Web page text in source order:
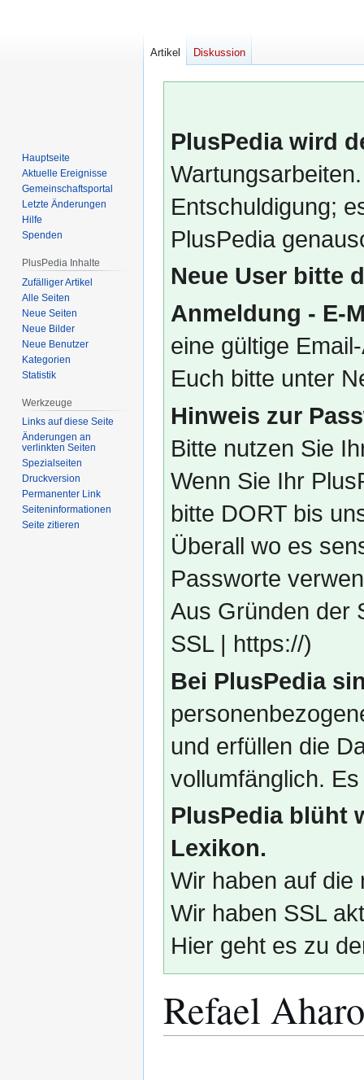
PlusPedia wird
Entschuldigung;
PlusPedia
Neue User bitte
Anmeldung - E-
eine gültige
Euch bitte unter
Hinweis zur
Bitte nutzen Sie
Wenn Sie Ihr
bitte DORT bis
Überall wo es
Passworte
Aus Gründen der
SSL | https://)
Bei PlusPedia
und erfüllen die
vollumfänglich.
PlusPedia blüht
Lexikon.
Wir haben auf die
Wir haben SSL
Hier geht es zu
Refael
Artikel Diskussion
Hauptseite
Aktuelle Ereignisse
Gemeinschafts­portal
Letzte Änderungen
Hilfe
Spenden
PlusPedia Inhalte
Zufälliger Artikel
Alle Seiten
Neue Seiten
Neue Bilder
Neue Benutzer
Kategorien
Statistik
Werkzeuge
Links auf diese Seite
Änderungen an
verlinkten Seiten
Spezialseiten
Druckversion
Permanenter Link
Seiten­­informationen
Seite zitieren